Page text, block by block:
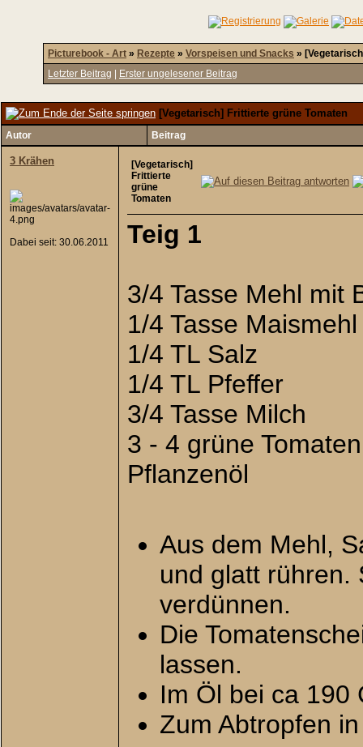
Picturebook - Art » Rezepte » Vorspeisen und Snacks »
Letzter Beitrag
Erster ungelesener Beitrag
[Vegetarisch] Frittierte grüne Tomaten
Autor Beitrag
3 Krähen
Dabei seit: 30.06.2011
[Vegetarisch]
Frittierte
grüne
Tomaten
Teig 1
3/4 Tasse Mehl mit
1/4 Tasse Maismehl
1/4 TL Salz
1/4 TL Pfeffer
3/4 Tasse Milch
3 - 4 grüne
Pflanzenöl
Aus dem Mehl,
und glatt rühren.
verdünnen.
Die
lassen.
Im Öl bei ca 190
Zum Abtropfen